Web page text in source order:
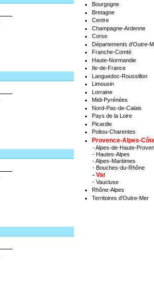
Bourgogne
Bretagne
Centre
Champagne-Ardenne
Corse
Départements d'Outre-
Franche-Comté
Haute-Normandie
Ile-de-France
Languedoc-Roussillon
Limousin
Lorraine
Midi-Pyrénées
Nord-Pas-de-Calais
Pays de la Loire
Picardie
Poitou-Charentes
Provence-Alpes-
-Alpes-de-Haute-
- Hautes-Alpes
-Alpes-Maritimes
- Bouches-du-Rhône
- Var
- Vaucluse
Rhône-Alpes
Territoires d'Outre-Mer